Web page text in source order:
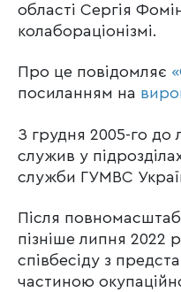
області Сергія
колабораціонізмі.
Про це повідомляє
посиланням на
З грудня 2005-го до
служив у
служби ГУМВС
Після
пізніше липня 2022
співбесіду з
частиною